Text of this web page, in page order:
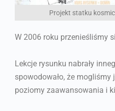
Projekt statku
W 2006 roku przenieśliśmy
Lekcje rysunku nabrały
spowodowało, że
poziomy zaawansowania i